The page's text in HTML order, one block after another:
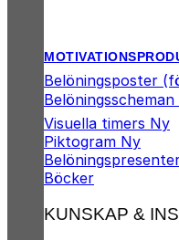
Belöningsposter
Visuella timers
Piktogram
Böcker
KUNSKAP &